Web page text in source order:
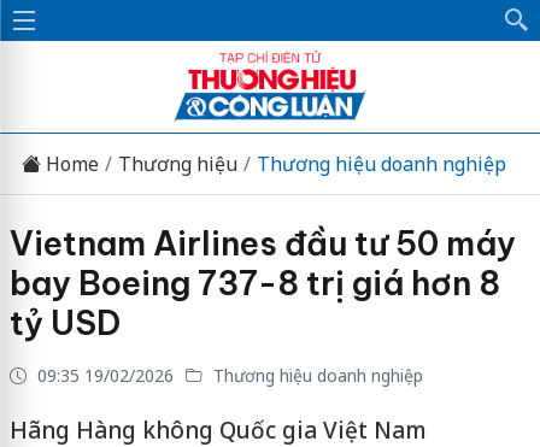
Home Thương hiệu Thương hiệu doanh nghiệp
Vietnam Airlines đầu tư 50 máy
bay Boeing 737-8 trị giá hơn 8
tỷ USD
09:35 19/02/2026 Thương hiệu doanh nghiệp
Hãng Hàng không Quốc gia Việt Nam